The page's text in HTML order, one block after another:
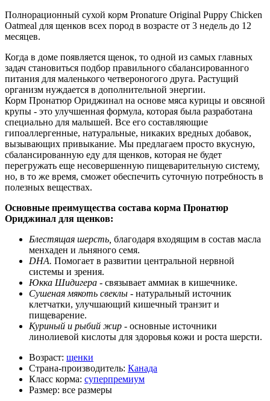
Полнорационный сухой корм Pronature Original Puppy Chicken
Oatmeal для щенков всех пород в возрасте от 3 недель до 12
месяцев.
Когда в доме появляется щенок, то одной из самых главных
задач становиться подбор правильного сбалансированного
питания для маленького четвероногого друга. Растущий
организм нуждается в дополнительной энергии.
Корм Пронатюр Ориджинал на основе мяса курицы и овсяной
крупы - это улучшенная формула, которая была разработана
специально для малышей. Все его составляющие
гипоаллергенные, натуральные, никаких вредных добавок,
вызывающих привыкание. Мы предлагаем просто вкусную,
сбалансированную еду для щенков, которая не будет
перегружать еще несовершенную пищеварительную систему,
но, в то же время, сможет обеспечить суточную потребность в
полезных веществах.
Основные преимущества состава корма Пронатюр
Ориджинал для щенков:
Блестящая шерсть, благодаря входящим в состав масла
менхаден и льняного семя.
DHA. Помогает в развитии центральной нервной
системы и зрения.
Юкка Шидигера - связывает аммиак в кишечнике.
Сушеная мякоть свеклы - натуральный источник
клетчатки, улучшающий кишечный транзит и
пищеварение.
Куриный и рыбий жир - основные источники
линолиевой кислоты для здоровья кожи и роста шерсти.
Возраст: щенки
Страна-производитель: Канада
Класс корма: суперпремиум
Размер: все размеры